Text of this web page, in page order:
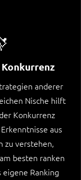
anderer
Nische hilft
Konkurrenz
aus
zu verstehen,
besten ranken
eigene Ranking